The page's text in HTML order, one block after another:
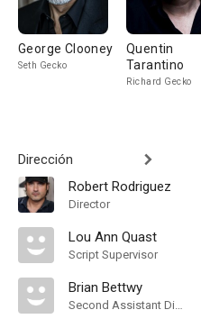
George Clooney
Seth Gecko
Quentin
Tarantino
Richard Gecko
Dirección
Robert Rodriguez
Director
Lou Ann Quast
Script Supervisor
Brian Bettwy
Second Assistant Director